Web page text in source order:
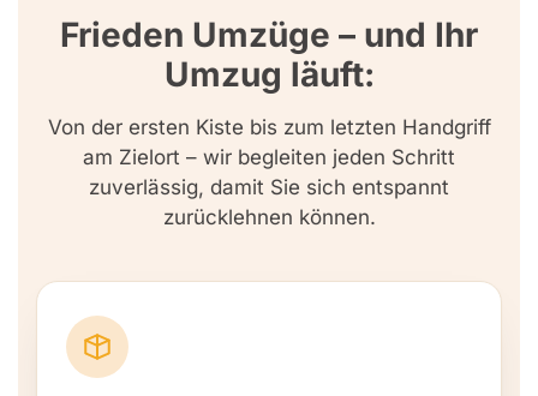
Frieden Umzüge – und Ihr
Umzug läuft:
Von der ersten Kiste bis zum letzten Handgriff
am Zielort – wir begleiten jeden Schritt
zuverlässig, damit Sie sich entspannt
zurücklehnen können.